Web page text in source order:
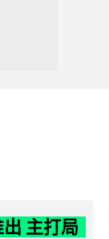
主打局